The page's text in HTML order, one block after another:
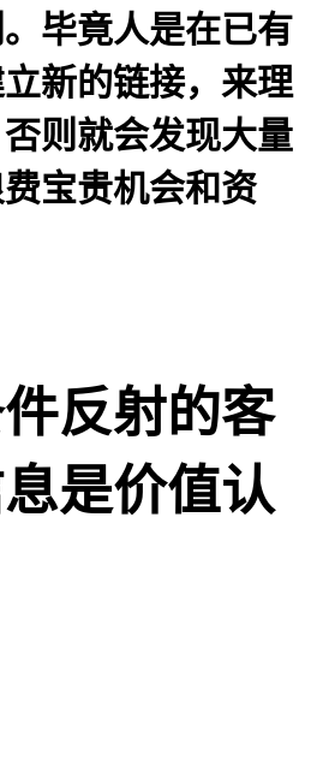
毕竟人是在已有
新的链接，来理
否则就会发现大量
宝贵机会和资
反射的客
是价值认